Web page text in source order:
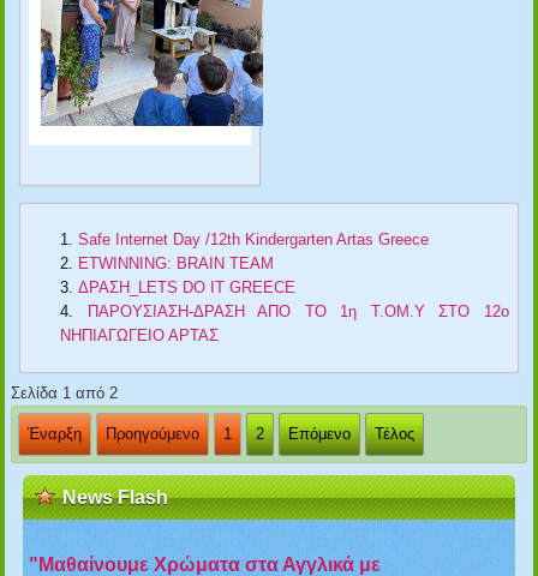
Safe Internet Day /12th Kindergarten Artas Greece
ETWINNING: BRAIN TEAM
ΔΡΑΣΗ_LETS DO IT GREECE
ΠΑΡΟΥΣΙΑΣΗ-ΔΡΑΣΗ ΑΠΟ ΤΟ 1η Τ.ΟΜ.Υ ΣΤΟ 12ο
ΝΗΠΙΑΓΩΓΕΙΟ ΑΡΤΑΣ
Σελίδα 1 από 2
Έναρξη Προηγούμενο 1 2 Επόμενο Τέλος
News Flash
"Μαθαίνουμε Χρώματα στα Αγγλικά με